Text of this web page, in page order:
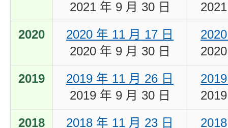
2021 年 9 月 30 日
2020
2020 年 11 月 17 日
2020 年 9 月 30 日
2019
2019 年 11 月 26 日
2019 年 9 月 30 日
2018
2018 年 11 月 23 日